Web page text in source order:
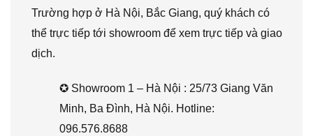
Trường hợp ở Hà Nội, Bắc Giang, quý khách có
thể trực tiếp tới showroom để xem trực tiếp và giao
dịch.
✪ Showroom 1 – Hà Nội : 25/73 Giang Văn
Minh, Ba Đình, Hà Nội. Hotline:
096.576.8688